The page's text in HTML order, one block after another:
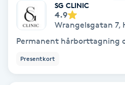
IPL hårborttagning
SG CLINIC
4.9
Wrangelsgatan 7,
Permanent hårborttagning
Presentkort